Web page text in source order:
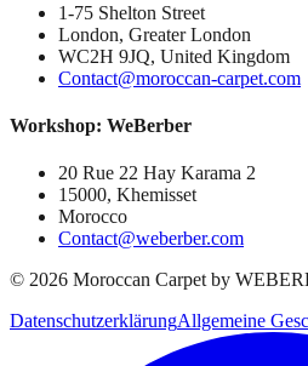
1-75 Shelton Street
London, Greater London
WC2H 9JQ, United Kingdom
Contact@moroccan-carpet.com
Workshop: WeBerber
20 Rue 22 Hay Karama 2
15000, Khemisset
Morocco
Contact@weberber.com
© 2026 Moroccan Carpet by
DatenschutzerklärungAllgemeine